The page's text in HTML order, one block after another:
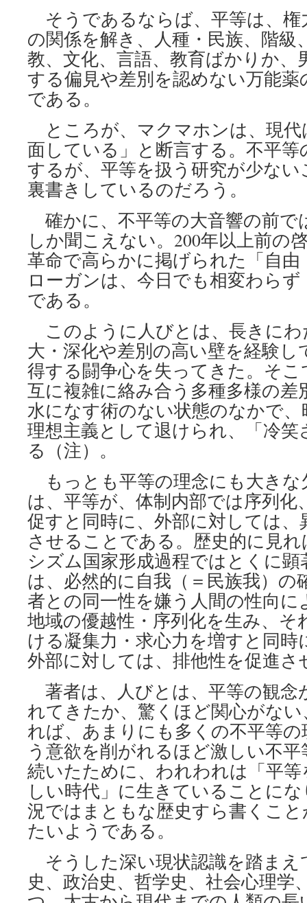
そうであるならば、平等は、権
の関係を解き、人種・民族、階級
教、文化、言語、教育ばかりか、
する偏見や差別を認めない万能
である。
ところが、マクマホンは、現代
面している」と断言する。不平
するが、平等を扱う研究が少な
裏書きしているのだろう。
確かに、不平等の大音響の前で
しか聞こえない。200年以上前の
革命で高らかに掲げられた「自由
ローガンは、今日でも相変わら
である。
このように人びとは、長きにわ
大・深化や差別の高い壁を経験
得する闘争心を失ってきた。そ
互に複雑に絡み合う多種多様の差
水になす術のない状態のなかで
理想主義として退けられ、「冷
る（注）。
もっとも平等の理念にも大きな
は、平等が、体制内部では序列化
促すと同時に、外部に対しては、
させることである。歴史的に見
シズム国家形成過程ではとくに
は、必然的に自我（＝民族我）の
者との同一性を嫌う人間の性向
地域の優越性・序列化を生み、
ける凝集力・求心力を増すと同
外部に対しては、排他性を促進
著者は、人びとは、平等の観念
れてきたか、驚くほど関心がな
れば、あまりにも多くの不平等
う意欲を削がれるほど激しい不
続いたために、われわれは「平
しい時代」に生きていることに
況ではまともな歴史すら書くこ
たいようである。
そうした深い現状認識を踏まえ
史、政治史、哲学史、社会心理学